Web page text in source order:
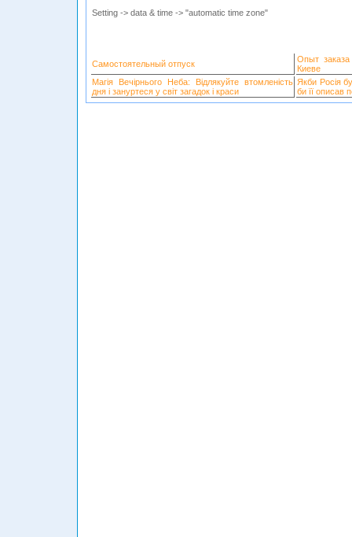
Setting -> data & time -> "automatic time zone"
Самостоятельный отпуск
Опыт
Киеве
Магія Вечірнього Неба: Відлякуйте втомленість
дня і зануртеся у світ загадок і краси
Якби Росія
би її описав